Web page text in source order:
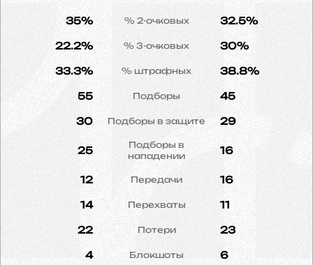
35% % 2-очковых 32.5%
22.2% % 3-очковых 30%
33.3% % штрафных 38.8%
55 Подборы 45
30 Подборы в защите 29
25
Подборы в
нападении
16
12 Передачи 16
14 Перехваты 11
22 Потери 23
4 Блокшоты 6